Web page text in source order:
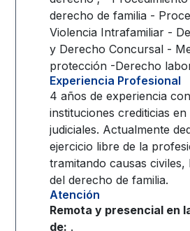
derecho de familia -
Violencia Intrafamiliar -
y Derecho Concursal -
protección -Derecho
Experiencia Profesional
4 años de experiencia
instituciones crediticias
judiciales. Actualmente
ejercicio libre de la
tramitando causas civiles,
del derecho de familia.
Atención
Remota y presencial en
de: .